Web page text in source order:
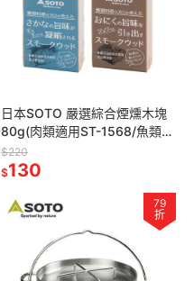
日本SOTO 嚴選綜合煙燻木塊
80g(肉類適用ST-1568/魚類適
用ST-1569) 煙燻料理 煙燻木
材
$220
$130
79
折